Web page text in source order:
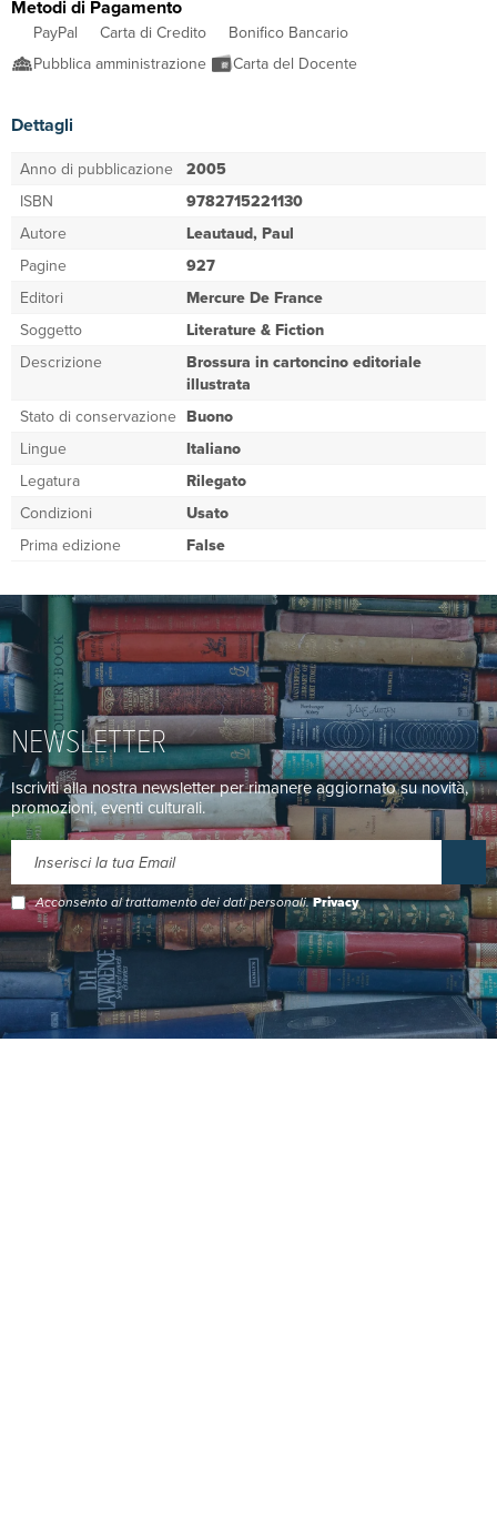
Metodi di Pagamento
PayPal Carta di Credito
Bonifico Bancario
Pubblica amministrazione
Carta del Docente
Dettagli
Anno di pubblicazione 2005
ISBN
9782715221130
Autore
Leautaud, Paul
Pagine
927
Editori
Mercure De France
Soggetto
Literature & Fiction
Descrizione
Brossura in cartoncino editoriale
illustrata
Stato di conservazione Buono
Lingue
Italiano
Legatura
Rilegato
Condizioni
Usato
Prima edizione
False
NEWSLETTER
Iscriviti alla nostra newsletter per rimanere aggiornato su novità,
promozioni, eventi culturali.
Acconsento al trattamento dei dati personali.Privacy